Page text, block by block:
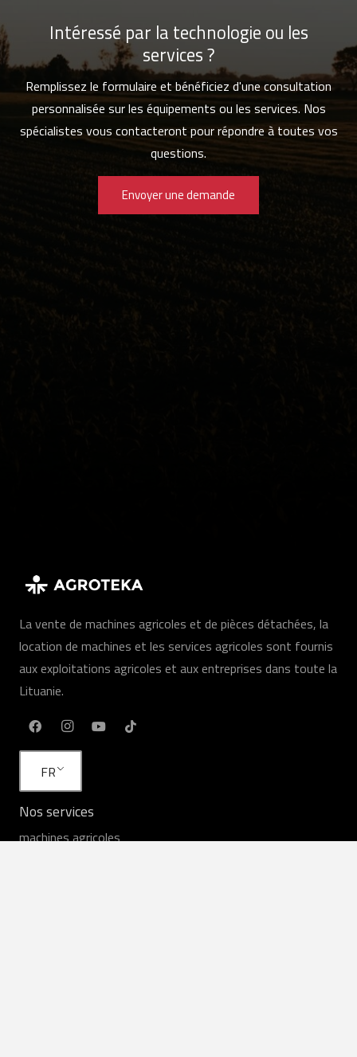
Intéressé par la technologie ou les
services ?
Remplissez le formulaire et bénéficiez d'une consultation
personnalisée sur les équipements ou les services. Nos
spécialistes vous contacteront pour répondre à toutes vos
questions.
Envoyer une demande
La vente de machines agricoles et de pièces détachées, la
location de machines et les services agricoles sont fournis
aux exploitations agricoles et aux entreprises dans toute la
Lituanie.
FR
Nos services
machines agricoles